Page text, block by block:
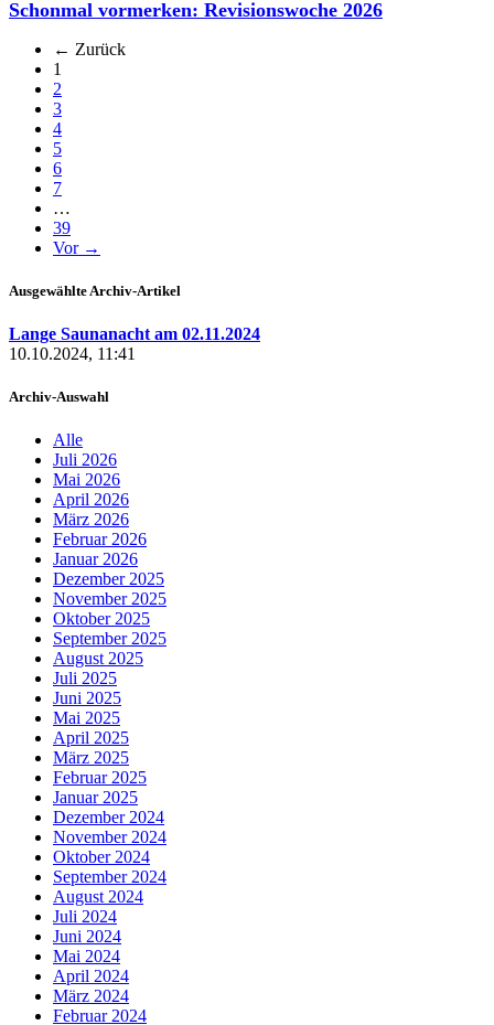
Schonmal vormerken: Revisionswoche 2026
← Zurück
1
2
3
4
5
6
7
…
39
Vor →
Ausgewählte Archiv-Artikel
Lange Saunanacht am 02.11.2024
10.10.2024, 11:41
Archiv-Auswahl
Alle
Juli 2026
Mai 2026
April 2026
März 2026
Februar 2026
Januar 2026
Dezember 2025
November 2025
Oktober 2025
September 2025
August 2025
Juli 2025
Juni 2025
Mai 2025
April 2025
März 2025
Februar 2025
Januar 2025
Dezember 2024
November 2024
Oktober 2024
September 2024
August 2024
Juli 2024
Juni 2024
Mai 2024
April 2024
März 2024
Februar 2024